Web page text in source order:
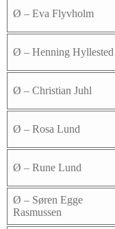
Ø – Eva Flyvholm
Ø – Henning Hyllested
Ø – Christian Juhl
Ø – Rosa Lund
Ø – Rune Lund
Ø – Søren Egge
Rasmussen